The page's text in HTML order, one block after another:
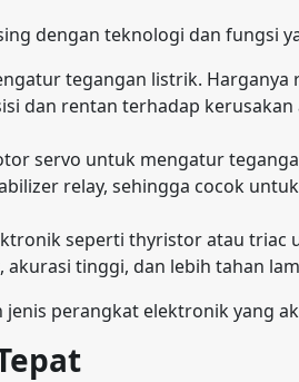
dengan teknologi dan fungsi
tegangan listrik. Harganya
dan rentan terhadap kerusakan
servo untuk mengatur
relay, sehingga cocok
seperti thyristor atau triac
tinggi, dan lebih tahan
perangkat elektronik yang